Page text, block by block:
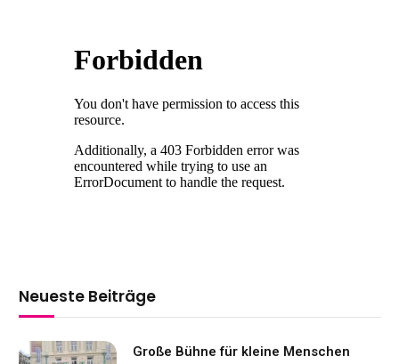
Neueste Beiträge
Große Bühne für kleine Menschen